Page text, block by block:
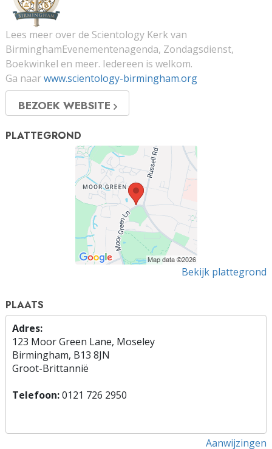
Lees meer over de Scientology Kerk van
BirminghamEvenementenagenda, Zondagsdienst,
Boekwinkel en meer. Iedereen is welkom.
Ga naarwww.scientology-birmingham.org
BEZOEK WEBSITE
PLATTEGROND
Bekijk plattegrond
PLAATS
Adres:
123 Moor Green Lane, Moseley
Birmingham, B13 8JN
Groot-Brittannië
Telefoon:0121 726 2950
Aanwijzingen